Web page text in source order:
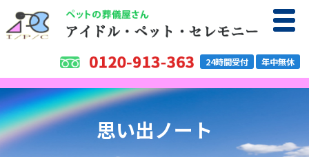
24時間受付 年中無休
思い出ノート